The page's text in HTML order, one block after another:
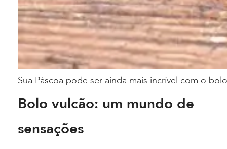
Sua Páscoa pode ser ainda mais incrível com o
Bolo vulcão: um mundo de
sensações